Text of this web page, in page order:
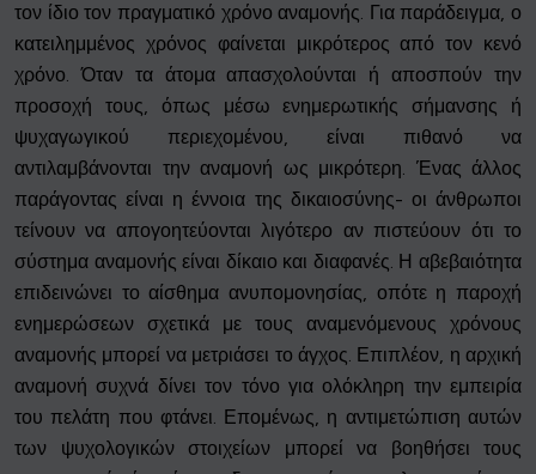
τον ίδιο τον πραγματικό χρόνο αναμονής. Για παράδειγμα, ο
κατειλημμένος χρόνος φαίνεται μικρότερος από τον κενό
χρόνο. Όταν τα άτομα απασχολούνται ή αποσπούν την
προσοχή τους, όπως μέσω ενημερωτικής σήμανσης ή
ψυχαγωγικού περιεχομένου, είναι πιθανό να
αντιλαμβάνονται την αναμονή ως μικρότερη. Ένας άλλος
παράγοντας είναι η έννοια της δικαιοσύνης- οι άνθρωποι
τείνουν να απογοητεύονται λιγότερο αν πιστεύουν ότι το
σύστημα αναμονής είναι δίκαιο και διαφανές. Η αβεβαιότητα
επιδεινώνει το αίσθημα ανυπομονησίας, οπότε η παροχή
ενημερώσεων σχετικά με τους αναμενόμενους χρόνους
αναμονής μπορεί να μετριάσει το άγχος. Επιπλέον, η αρχική
αναμονή συχνά δίνει τον τόνο για ολόκληρη την εμπειρία
του πελάτη που φτάνει. Επομένως, η αντιμετώπιση αυτών
των ψυχολογικών στοιχείων μπορεί να βοηθήσει τους